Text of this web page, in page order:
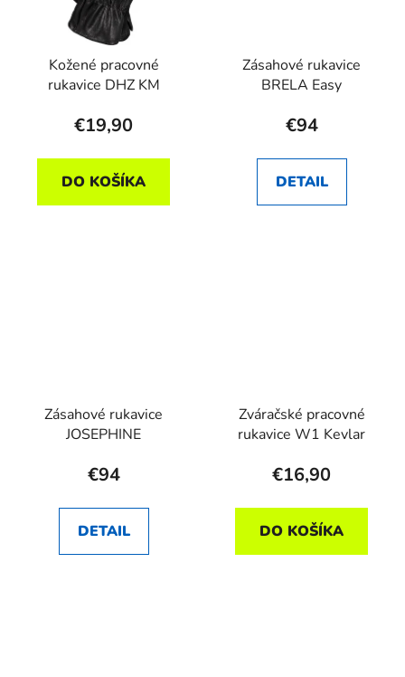
Kožené pracovné
rukavice DHZ KM
€19,90
DO KOŠÍKA
Zásahové rukavice
BRELA Easy
€94
DETAIL
Zásahové rukavice
JOSEPHINE
€94
DETAIL
Zváračské pracovné
rukavice W1 Kevlar
€16,90
DO KOŠÍKA